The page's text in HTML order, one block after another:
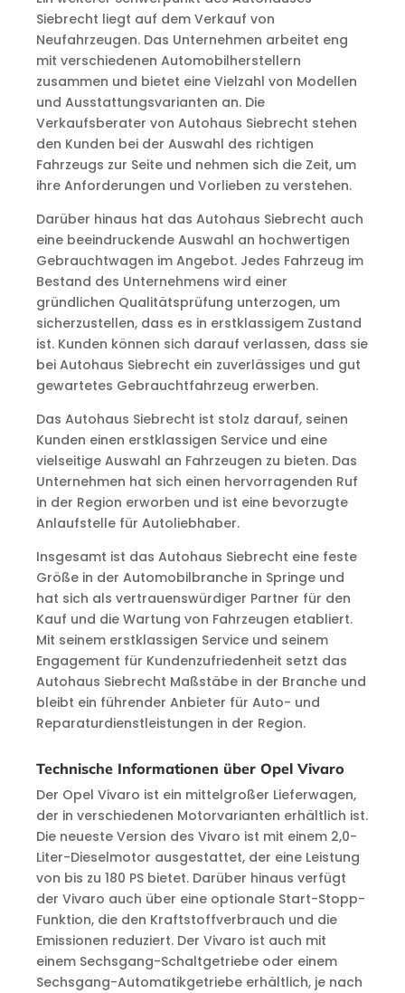
Siebrecht liegt auf dem Verkauf von
Neufahrzeugen. Das Unternehmen arbeitet eng
mit verschiedenen Automobilherstellern
zusammen und bietet eine Vielzahl von Modellen
und Ausstattungsvarianten an. Die
Verkaufsberater von Autohaus Siebrecht stehen
den Kunden bei der Auswahl des richtigen
Fahrzeugs zur Seite und nehmen sich die Zeit, um
ihre Anforderungen und Vorlieben zu verstehen.
Darüber hinaus hat das Autohaus Siebrecht auch
eine beeindruckende Auswahl an hochwertigen
Gebrauchtwagen im Angebot. Jedes Fahrzeug im
Bestand des Unternehmens wird einer
gründlichen Qualitätsprüfung unterzogen, um
sicherzustellen, dass es in erstklassigem Zustand
ist. Kunden können sich darauf verlassen, dass sie
bei Autohaus Siebrecht ein zuverlässiges und gut
gewartetes Gebrauchtfahrzeug erwerben.
Das Autohaus Siebrecht ist stolz darauf, seinen
Kunden einen erstklassigen Service und eine
vielseitige Auswahl an Fahrzeugen zu bieten. Das
Unternehmen hat sich einen hervorragenden Ruf
in der Region erworben und ist eine bevorzugte
Anlaufstelle für Autoliebhaber.
Insgesamt ist das Autohaus Siebrecht eine feste
Größe in der Automobilbranche in Springe und
hat sich als vertrauenswürdiger Partner für den
Kauf und die Wartung von Fahrzeugen etabliert.
Mit seinem erstklassigen Service und seinem
Engagement für Kundenzufriedenheit setzt das
Autohaus Siebrecht Maßstäbe in der Branche und
bleibt ein führender Anbieter für Auto- und
Reparaturdienstleistungen in der Region.
Technische Informationen über Opel Vivaro
Der Opel Vivaro ist ein mittelgroßer Lieferwagen,
der in verschiedenen Motorvarianten erhältlich ist.
Die neueste Version des Vivaro ist mit einem 2,0-
Liter-Dieselmotor ausgestattet, der eine Leistung
von bis zu 180 PS bietet. Darüber hinaus verfügt
der Vivaro auch über eine optionale Start-Stopp-
Funktion, die den Kraftstoffverbrauch und die
Emissionen reduziert. Der Vivaro ist auch mit
einem Sechsgang-Schaltgetriebe oder einem
Sechsgang-Automatikgetriebe erhältlich, je nach